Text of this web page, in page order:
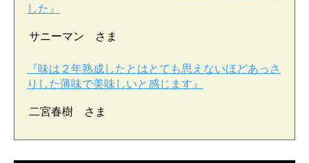
した』
サニーマン さま
『味は２年熟成したとはとても思えないほどあっさ
りした薄味で美味しいと感じます』
二宮春樹 さま